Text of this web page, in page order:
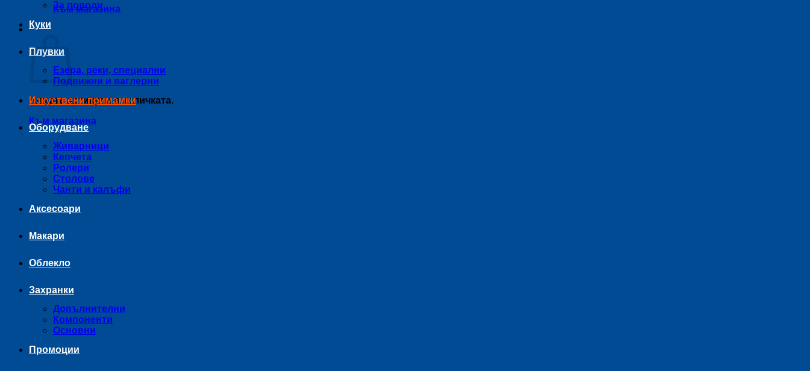
Към магазина
Количка
Нямате артикули в количката.
Към магазина
За поводи
Куки
Плувки
Езера, реки, специални
Подвижни и ваглерни
Изкуствени примамки
Оборудване
Живарници
Кепчета
Ролери
Столове
Чанти и калъфи
Аксесоари
Макари
Облекло
Захранки
Допълнителни
Компоненти
Основни
Промоции